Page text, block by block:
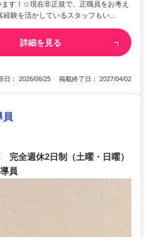
す！☆現在非正規で、正職員をお考え
験を活かしているスタッフもい…
詳細を見る
日： 2026/06/25 掲載終了日： 2027/04/02
員
全週休2日制（土曜・日曜）
員